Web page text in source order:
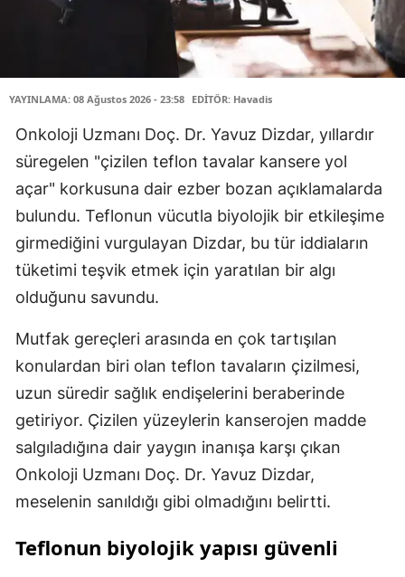
YAYINLAMA: 08 Ağustos 2026 - 23:58 EDİTÖR: Havadis
Onkoloji Uzmanı Doç. Dr. Yavuz Dizdar, yıllardır
süregelen "çizilen teflon tavalar kansere yol
açar" korkusuna dair ezber bozan açıklamalarda
bulundu. Teflonun vücutla biyolojik bir etkileşime
girmediğini vurgulayan Dizdar, bu tür iddiaların
tüketimi teşvik etmek için yaratılan bir algı
olduğunu savundu.
Mutfak gereçleri arasında en çok tartışılan
konulardan biri olan teflon tavaların çizilmesi,
uzun süredir sağlık endişelerini beraberinde
getiriyor. Çizilen yüzeylerin kanserojen madde
salgıladığına dair yaygın inanışa karşı çıkan
Onkoloji Uzmanı Doç. Dr. Yavuz Dizdar,
meselenin sanıldığı gibi olmadığını belirtti.
Teflonun biyolojik yapısı güvenli